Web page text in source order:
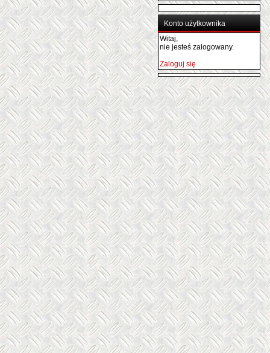
Konto użytkownika
Witaj,
nie jesteś zalogowany.
Zaloguj się